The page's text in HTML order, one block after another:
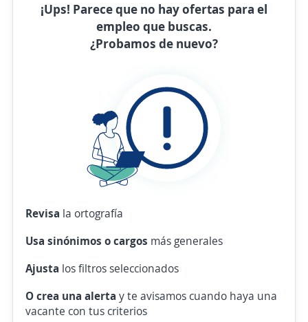
¡Ups! Parece que no hay ofertas para el
empleo que buscas.
¿Probamos de nuevo?
Revisa la ortografía
Usa sinónimos o cargos más generales
Ajusta los filtros seleccionados
O crea una alerta y te avisamos cuando haya una
vacante con tus criterios